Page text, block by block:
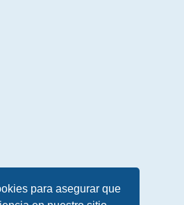
para asegurar que